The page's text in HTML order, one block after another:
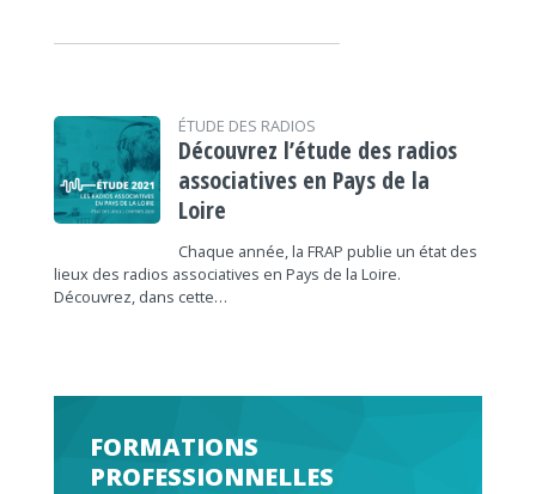
ÉTUDE DES RADIOS
Découvrez l’étude des radios
associatives en Pays de la
Loire
Chaque année, la FRAP publie un état des
lieux des radios associatives en Pays de la Loire.
Découvrez, dans cette…
FORMATIONS
PROFESSIONNELLES